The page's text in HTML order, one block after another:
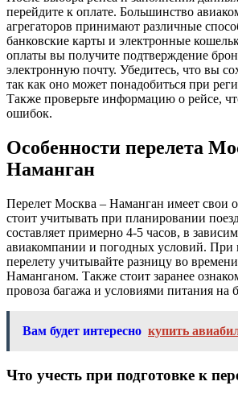
перейдите к оплате. Большинство
агрегаторов принимают различные
банковские карты и электронные
оплаты вы получите подтверждение
электронную почту. Убедитесь, что вы
так как оно может понадобиться при
Также проверьте информацию о рейсе,
ошибок.
Особенности перелета
Наманган
Перелет Москва – Наманган имеет свои
стоит учитывать при планировании
составляет примерно 4-5 часов, в
авиакомпании и погодных условий. При
перелету учитывайте разницу во
Наманганом. Также стоит заранее
провоза багажа и условиями питания на
Вам будет интересно купить
Что учесть при подготовке к